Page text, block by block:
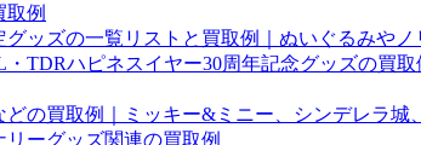
取例
ッズの一覧リストと買取例｜ぬいぐるみや
TDRハピネスイヤー30周年記念グッズの買
の買取例｜ミッキー&ミニー、シンデレラ城
ーグッズ関連の買取例